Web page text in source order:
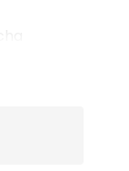
para
(PP).